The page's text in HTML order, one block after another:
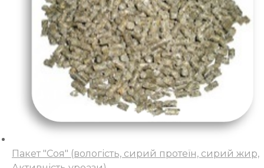
Пакет "Соя" (вологість, сирий протеїн, сирий жир,